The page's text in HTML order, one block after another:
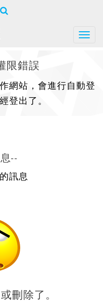
限錯誤
網站，會進行自動登
登出了。
--
訊息
刪除了。